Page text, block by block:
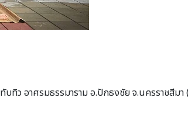
ว อาศรมธรรมาราม อ.ปักธงชัย จ.นครราชสีมา